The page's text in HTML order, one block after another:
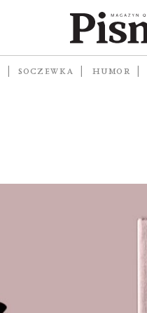
SOCZEWKA HUMOR